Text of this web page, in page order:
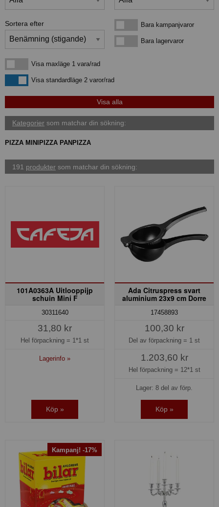
Sortera efter Bara kampanjvarorBara kampanjvaror
Bara lagervarorBara lagervaror
Visa maxläge 1 vara/rad
Visa maxläge 1 vara/rad
Visa standardlägeVisa standardläge 2 varor/rad
Kategorier som matchar din sökning:
PIZZA MINIPIZZA PANPIZZA
191 produkter som matchar din sökning:
101A0363A Uitlooppijp
schuin Mini F
30311640
31,80 kr
Hel förpackning = 1*1 st
Lagerinfo »
Köp »
Ada Citruspress svart
aluminium 23x9 cm Dorre
17458893
100,30 kr
Del av förpackning = 1 st
1.203,60 kr
Hel förpackning = 12*1 st
Lager: 8 del av förp.
Köp »
Kampanj! -17%